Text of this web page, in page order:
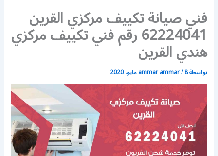
فني صيانة تكييف مركزي القرين
62224041 رقم فني تكييف مركزي
هندي القرين
بواسطة ammar ammar/8 مايو، 2020